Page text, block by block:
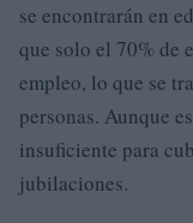
se encontrarán en
que solo el 70% de
empleo, lo que se
personas. Aunque
insuficiente para
jubilaciones.